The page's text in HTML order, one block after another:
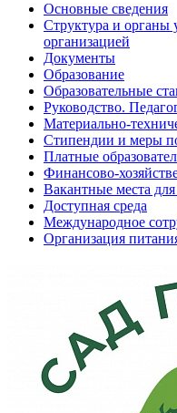
Основные сведения
Структура и органы
организацией
Документы
Образование
Образовательные
Руководство.
Материально-
Стипендии и меры
Платные
Финансово-
Вакантные места
Доступная среда
Международное
Организация